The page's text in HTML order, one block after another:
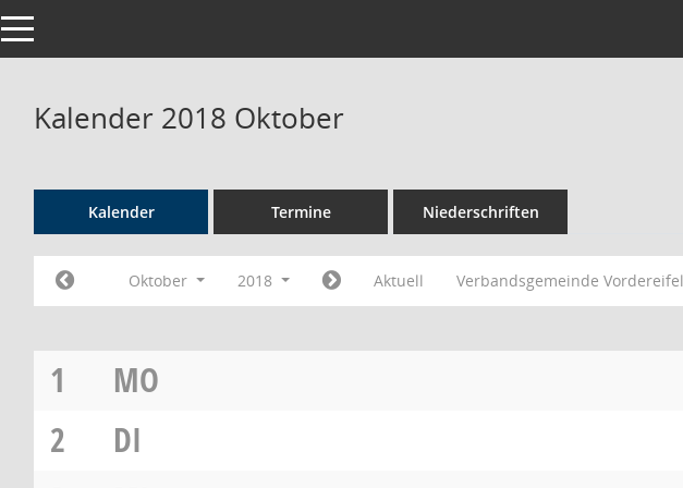
Toggle navigation
Kalender 2018 Oktober
Kalender Termine Niederschriften
Oktober 2018 Aktuell Verbandsgemeinde Vordereifel
1
MO
2
DI